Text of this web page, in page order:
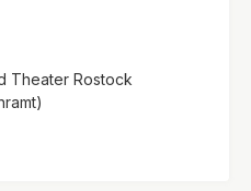
Theater Rostock